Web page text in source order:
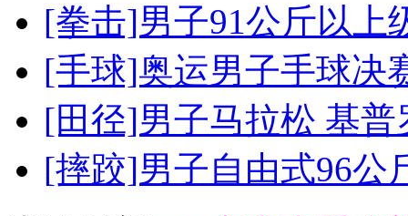
[拳击]男子91公斤以上
[手球]奥运男子手球决
[田径]男子马拉松 基
[摔跤]男子自由式96公